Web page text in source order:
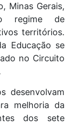
Minas Gerais,
regime de
territórios.
Educação se
no Circuito
desenvolvam
melhoria da
dos sete